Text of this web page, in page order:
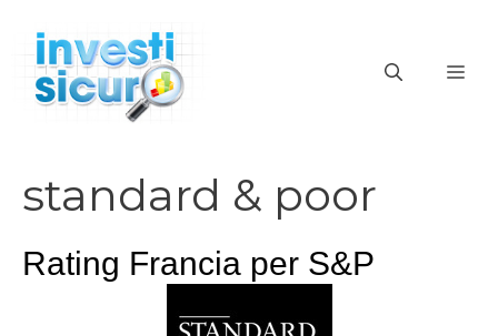
contenuto
standard & poor
Rating Francia per S&P